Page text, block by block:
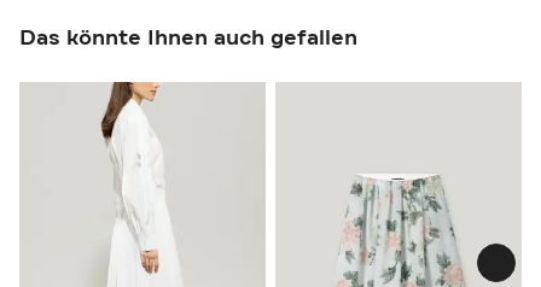
Das könnte Ihnen auch gefallen